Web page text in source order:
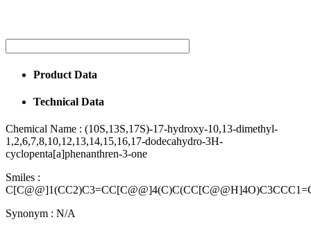
Product Data
Technical Data
Chemical Name : (10S,13S,17S)-17-hydroxy-10,13-dimethyl-
1,2,6,7,8,10,12,13,14,15,16,17-dodecahydro-3H-
cyclopenta[a]phenanthren-3-one
Smiles :
Synonym : N/A